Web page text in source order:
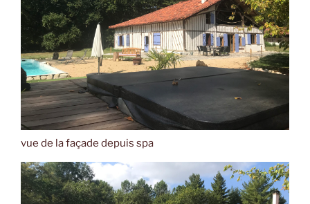
vue de la façade depuis spa